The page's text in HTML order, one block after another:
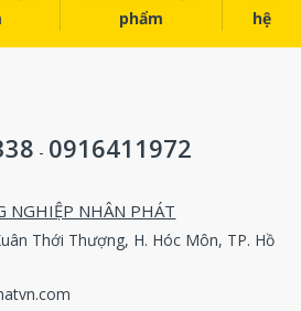
Atlas copco 1089057545
Atlas copco 1089057522
Atlas copco 1089057564
Atlas copco 1089057574
phẩm
hệ
- 0916411972
NGHIỆP NHÂN PHÁT
Thới Thượng, H. Hóc Môn, TP. Hồ